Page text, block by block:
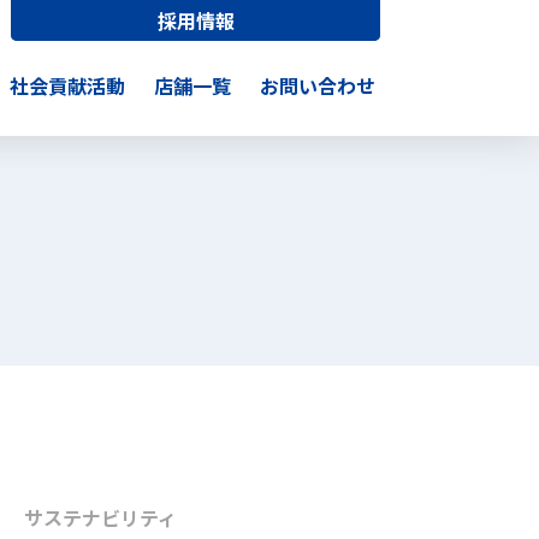
採用情報
社会貢献活動 店舗一覧 お問い合わせ
サステナビリティ